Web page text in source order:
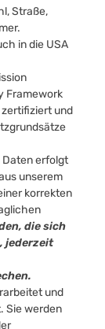
Straße,
in die USA
Framework
zertifiziert und
Daten erfolgt
unserem
korrekten
die sich
jederzeit
und
Sie werden